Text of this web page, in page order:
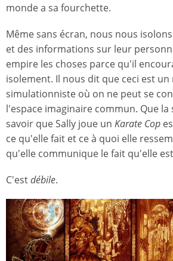
monde a sa fourchette.
Même sans écran, nous nous
et des informations sur leur
empire les choses parce qu'il
isolement. Il nous dit que ceci est
simulationniste où on ne peut se
l'espace imaginaire commun. Que la
savoir que Sally joue un Karate Cop
ce qu'elle fait et ce à quoi elle
qu'elle communique le fait qu'elle
C'estdébile.